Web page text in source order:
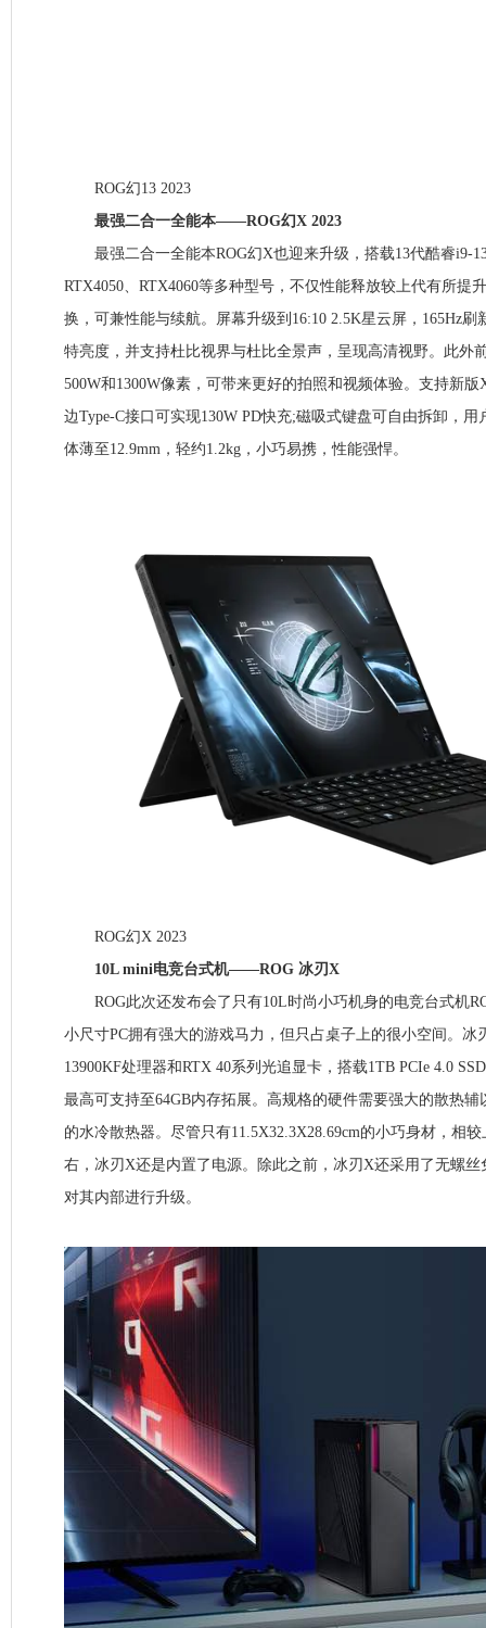
ROG幻13 2023
最强二合一全能本——ROG幻X 2023
最强二合一全能本ROG幻X也迎来升级，搭载13代酷睿i9-
RTX4050、RTX4060等多种型号，不仅性能释放较上代有所提
换，可兼性能与续航。屏幕升级到16:10 2.5K星云屏，165Hz刷
特亮度，并支持杜比视界与杜比全景声，呈现高清视野。此外
500W和1300W像素，可带来更好的拍照和视频体验。支持新
边Type-C接口可实现130W PD快充;磁吸式键盘可自由拆卸，
体薄至12.9mm，轻约1.2kg，小巧易携，性能强悍。
ROG幻X 2023
10L mini电竞台式机——ROG 冰刃X
ROG此次还发布会了只有10L时尚小巧机身的电竞台式机
小尺寸PC拥有强大的游戏马力，但只占桌子上的很小空间。
13900KF处理器和RTX 40系列光追显卡，搭载1TB PCIe 4.0
最高可支持至64GB内存拓展。高规格的硬件需要强大的散热
的水冷散热器。尽管只有11.5X32.3X28.69cm的小巧身材，相
右，冰刃X还是内置了电源。除此之前，冰刃X还采用了无螺
对其内部进行升级。